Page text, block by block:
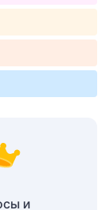
и